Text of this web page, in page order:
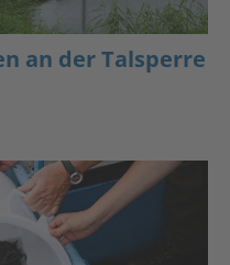
an der Talsperre